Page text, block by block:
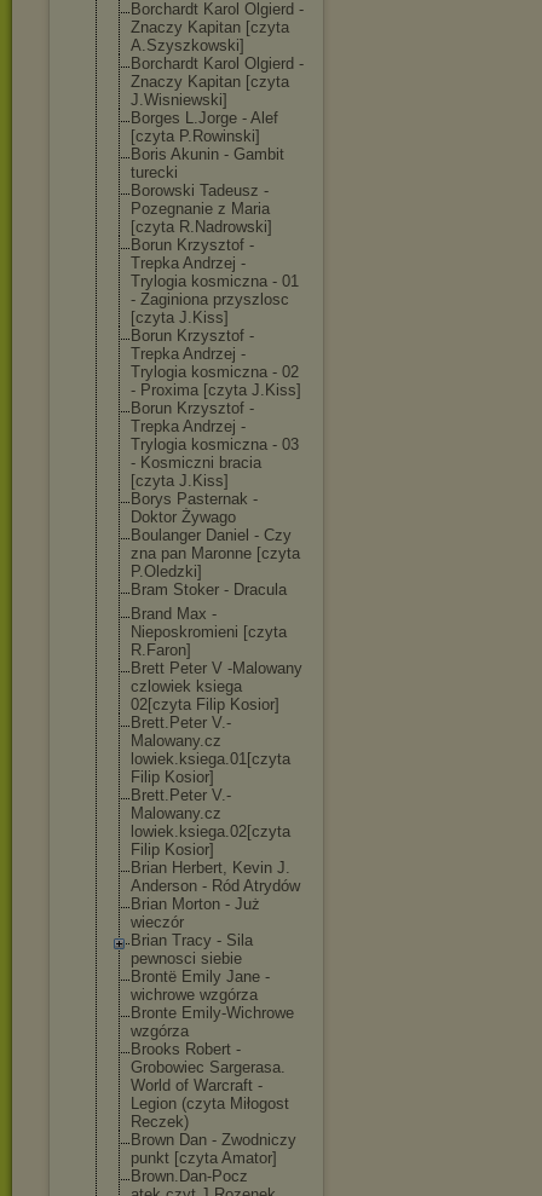
Borchardt Karol Olgierd -
Znaczy Kapitan [czyta
A.Szyszkowski]
Borchardt Karol Olgierd -
Znaczy Kapitan [czyta
J.Wisniewski]
Borges L.Jorge - Alef
[czyta P.Rowinski]
Boris Akunin - Gambit
turecki
Borowski Tadeusz -
Pozegnanie z Maria
[czyta R.Nadrowski]
Borun Krzysztof -
Trepka Andrzej -
Trylogia kosmiczna - 01
- Zaginiona przyszlosc
[czyta J.Kiss]
Borun Krzysztof -
Trepka Andrzej -
Trylogia kosmiczna - 02
- Proxima [czyta J.Kiss]
Borun Krzysztof -
Trepka Andrzej -
Trylogia kosmiczna - 03
- Kosmiczni bracia
[czyta J.Kiss]
Borys Pasternak -
Doktor Żywago
Boulanger Daniel - Czy
zna pan Maronne [czyta
P.Oledzki]
Bram Stoker - Dracula
Brand Max -
Nieposkromieni [czyta
R.Faron]
Brett Peter V -Malowany
czlowiek ksiega
02[czyta Filip Kosior]
Brett.Peter V.-
Malowany.cz
lowiek.ksiega.01[czyta
Filip Kosior]
Brett.Peter V.-
Malowany.cz
lowiek.ksiega.02[czyta
Filip Kosior]
Brian Herbert, Kevin J.
Anderson - Ród Atrydów
Brian Morton - Już
wieczór
Brian Tracy - Sila
pewnosci siebie
Brontë Emily Jane -
wichrowe wzgórza
Bronte Emily-Wichrowe
wzgórza
Brooks Robert -
Grobowiec Sargerasa.
World of Warcraft -
Legion (czyta Miłogost
Reczek)
Brown Dan - Zwodniczy
punkt [czyta Amator]
Brown.Dan-Pocz